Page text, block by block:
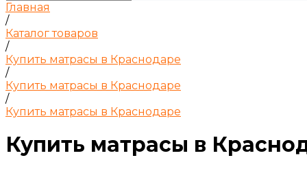
Главная
/
Каталог товаров
/
Купить матрасы в Краснодаре
/
Купить матрасы в Краснодаре
/
Купить матрасы в Краснодаре
Купить матрасы в